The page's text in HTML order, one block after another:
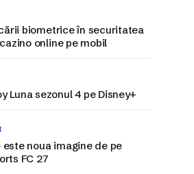
biometrice în securitatea
online pe mobil
Luna sezonul 4 pe Disney+
este noua imagine de pe
FC 27